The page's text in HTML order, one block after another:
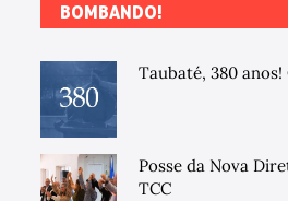
BOMBANDO!
Taubaté, 380
Posse da Nova
TCC